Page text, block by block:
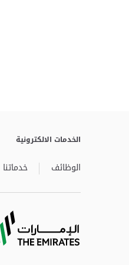
الخدمات الالكترونية
الوظائف خدماتنا
برعاية